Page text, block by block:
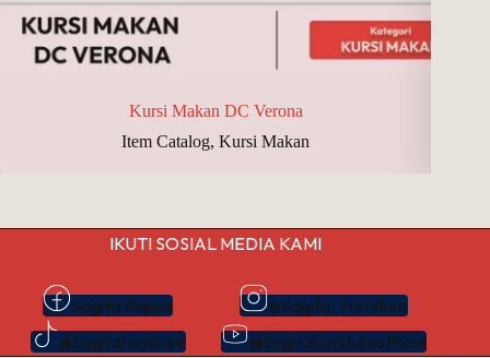
Kursi Makan DC Verona
Item Catalog,Kursi Makan
IKUTI SOSIAL MEDIA KAMI
Sagita Papua
@Sagita_Furniture
@Sagitafurniture
@Sagitafurnitureofficial